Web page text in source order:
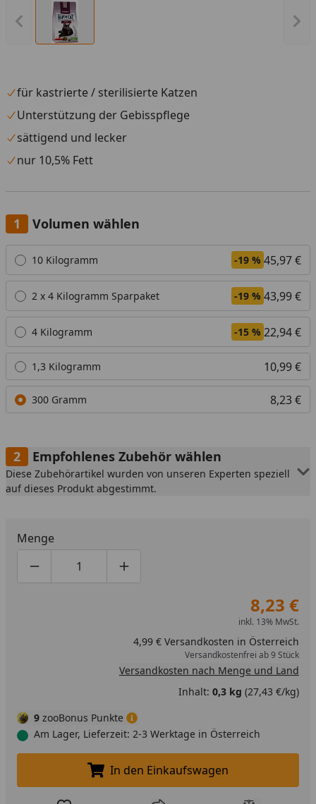
Vorheriges Bild anzeigen
für kastrierte / sterilisierte Katzen
Unterstützung der Gebisspflege
sättigend und lecker
nur 10,5% Fett
Volumen wählen
Alle anzeigen (5)
10 Kilogramm -19 % 45,97 €
2 x 4 Kilogramm Sparpaket -19 % 43,99 €
4 Kilogramm -15 % 22,94 €
1,3 Kilogramm 10,99 €
300 Gramm 8,23 €
Empfohlenes Zubehör wählen
Diese Zubehörartikel wurden von unseren Experten speziell
auf dieses Produkt abgestimmt.
Menge
Produktmenge um eins verringern
Produktmenge manuell eingeben
Produktmenge um eins erhöhen
8,23 €
inkl. 13% MwSt.
4,99 € Versandkosten in Österreich
Versandkostenfrei ab 9 Stück
Versandkosten nach Menge und Land
Inhalt: 0,3 kg (27,43 €/kg)
9 zooBonus Punkte
Am Lager, Lieferzeit: 2-3 Werktage in Österreich
In den Einkaufswagen legen
In den Einkaufswagen